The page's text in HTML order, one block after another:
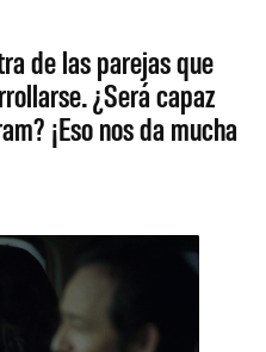
de las parejas que
¿Será capaz
¡Eso nos da mucha